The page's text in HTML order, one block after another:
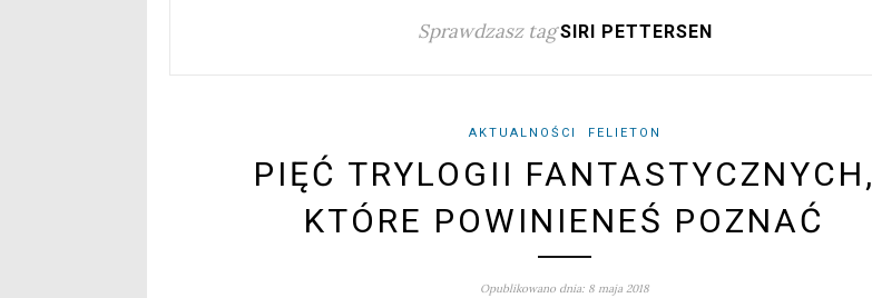
Sprawdzasz tag SIRI PETTERSEN
AKTUALNOŚCI FELIETON
PIĘĆ TRYLOGII FANTASTYCZNYCH,
KTÓRE POWINIENEŚ POZNAĆ
Opublikowano dnia: 8 maja 2018